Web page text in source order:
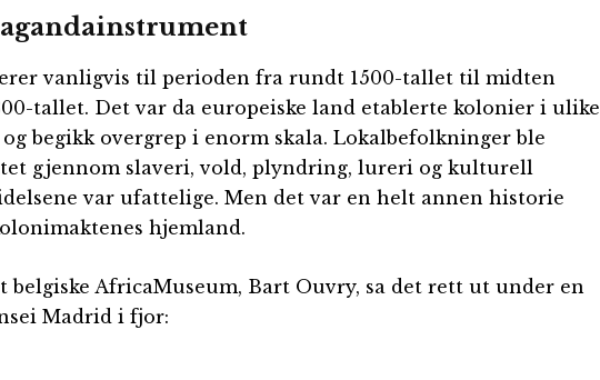
vanligvis til perioden fra rundt 1500-tallet til midten
tallet. Det var da europeiske land etablerte kolonier i ulike
begikk overgrep i enorm skala. Lokalbefolkninger ble
gjennom slaveri, vold, plyndring, lureri og kulturell
var ufattelige. Men det var en helt annen historie
hjemland.
AfricaMuseum, Bart Ouvry, sa det rett ut under en
Madrid i fjor: